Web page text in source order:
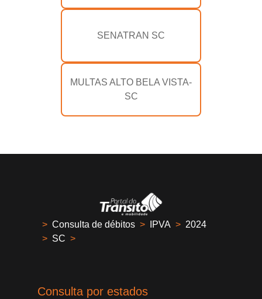
SENATRAN SC
MULTAS ALTO BELA VISTA-
SC
> Consulta de débitos > IPVA > 2024
> SC >
Consulta por estados